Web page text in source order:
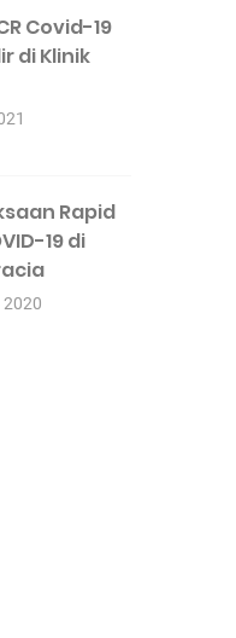
Covid-19
di Klinik
Rapid
19 di
2020